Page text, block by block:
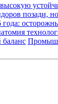
позади,
года: